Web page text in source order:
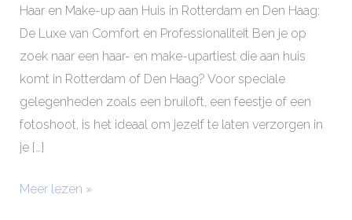
Haar en Make-up aan Huis in Rotterdam en Den Haag:
De Luxe van Comfort en Professionaliteit Ben je op
zoek naar een haar- en make-upartiest die aan huis
komt in Rotterdam of Den Haag? Voor speciale
gelegenheden zoals een bruiloft, een feestje of een
fotoshoot, is het ideaal om jezelf te laten verzorgen in
je […]
huis
Meer lezen »